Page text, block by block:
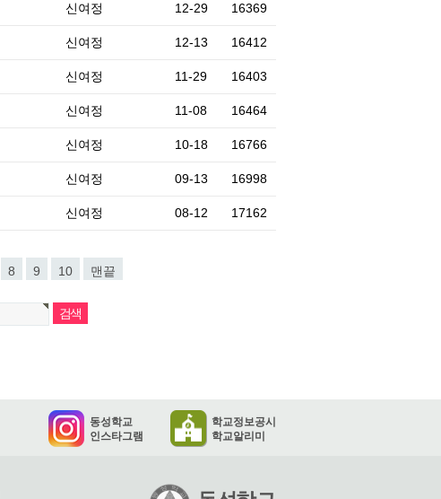
신여정 12-29 16369
신여정 12-13 16412
신여정 11-29 16403
신여정 11-08 16464
신여정 10-18 16766
신여정 09-13 16998
신여정 08-12 17162
8 9 10 맨끝
동성학교
인스타그램
학교정보공시
학교알리미